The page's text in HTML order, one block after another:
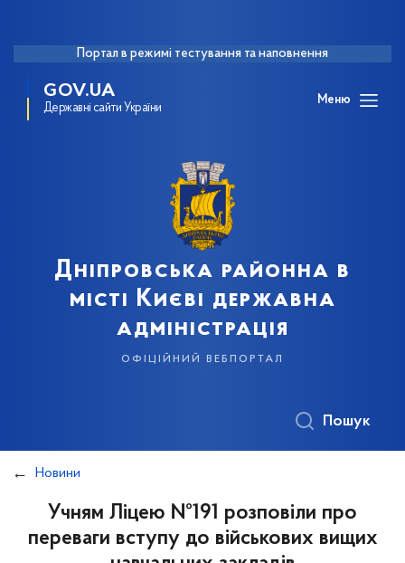
Портал в режимі тестування та наповнення
GOV.UA
Державні сайти України
Меню
Дніпровська районна в
місті Києві державна
адміністрація
офіційний вебпортал
Пошук
Новини
Учням Ліцею №191 розповіли про
переваги вступу до військових вищих